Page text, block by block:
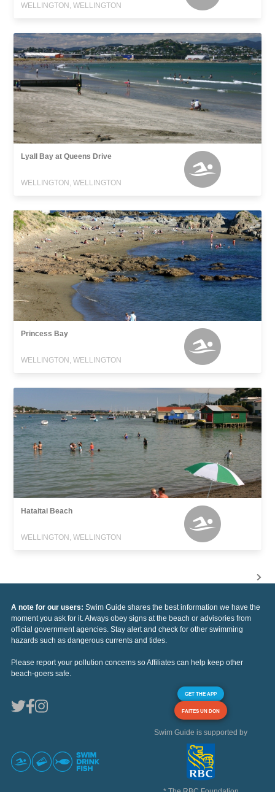
WELLINGTON, WELLINGTON
Lyall Bay at Queens Drive
WELLINGTON, WELLINGTON
Princess Bay
WELLINGTON, WELLINGTON
Hataitai Beach
WELLINGTON, WELLINGTON
A note for our users: Swim Guide shares the best information we have the
moment you ask for it. Always obey signs at the beach or advisories from
official government agencies. Stay alert and check for other swimming
hazards such as dangerous currents and tides.
Please report your pollution concerns so Affiliates can help keep other
beach-goers safe.
GET THE APP
FAITES UN DON
Swim Guide is supported by